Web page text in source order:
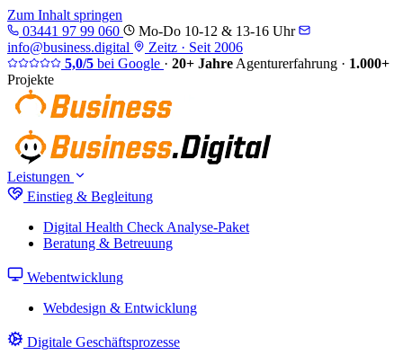
Zum Inhalt springen
03441 97 99 060
Mo-Do 10-12 & 13-16 Uhr
info@business.digital
Zeitz · Seit 2006
5,0/5 bei Google · 20+ Jahre Agenturerfahrung · 1.000+
Projekte
Leistungen
Einstieg & Begleitung
Digital Health Check Analyse-Paket
Beratung & Betreuung
Webentwicklung
Webdesign & Entwicklung
Digitale Geschäftsprozesse